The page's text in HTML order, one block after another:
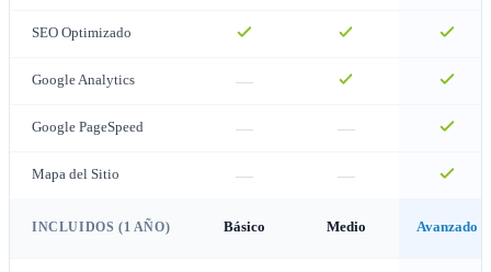
SEO Optimizado
Google Analytics —
Google PageSpeed — —
Mapa del Sitio — —
INCLUIDOS (1 AÑO) Básico Medio Avanzado